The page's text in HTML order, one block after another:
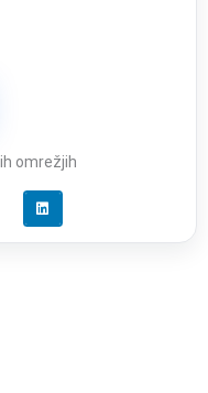
omrežjih